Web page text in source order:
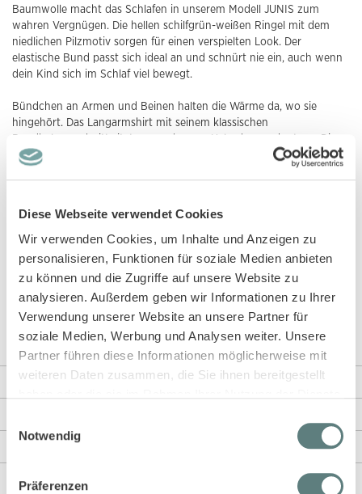
Diese Webseite verwendet Cookies
Wir verwenden Cookies, um Inhalte und Anzeigen zu
personalisieren, Funktionen für soziale Medien anbieten
zu können und die Zugriffe auf unsere Website zu
analysieren. Außerdem geben wir Informationen zu Ihrer
Verwendung unserer Website an unsere Partner für
soziale Medien, Werbung und Analysen weiter. Unsere
Partner führen diese Informationen möglicherweise mit
weiteren Daten zusammen, die Sie ihnen bereitgestellt
Notwendig
Präferenzen
Baumwolle macht das Schlafen in unserem Modell JUNIS zum
wahren Vergnügen. Die hellen schilfgrün-weißen Ringel mit dem
niedlichen Pilzmotiv sorgen für einen verspielten Look. Der
elastische Bund passt sich ideal an und schnürt nie ein, auch wenn
dein Kind sich im Schlaf viel bewegt.
Bündchen an Armen und Beinen halten die Wärme da, wo sie
hingehört. Das Langarmshirt mit seinem klassischen
Rundhalsausschnitt sitzt angenehm am Hals ohne zu kratzen. Die
normale Weite lässt genug Platz für entspannte Nächte und wilde
Träume. Du findest unser Modell JUNIS in unserem Shop in den
Nice to know: Wenn du einen anderen Schlafanzug für deinen Sohn
oder deine Tochter suchst, schaue dir unser Modell LONG JOHN in
sechs tollen Farbvarianten an. Aus Single Rib Stoff bekommst ihn in
blaugrau geringelt ,mauve geringelt , mitTraktor–Druck ,Häschen–
Druck,Waldtier–Druckoder Früchte–Druck. Unseren Schlafanzug
haben wir auch aus flauschigem Terrystoff incoral,grün ,eisgrau
undbraun geringelt .
Weitere Informationen